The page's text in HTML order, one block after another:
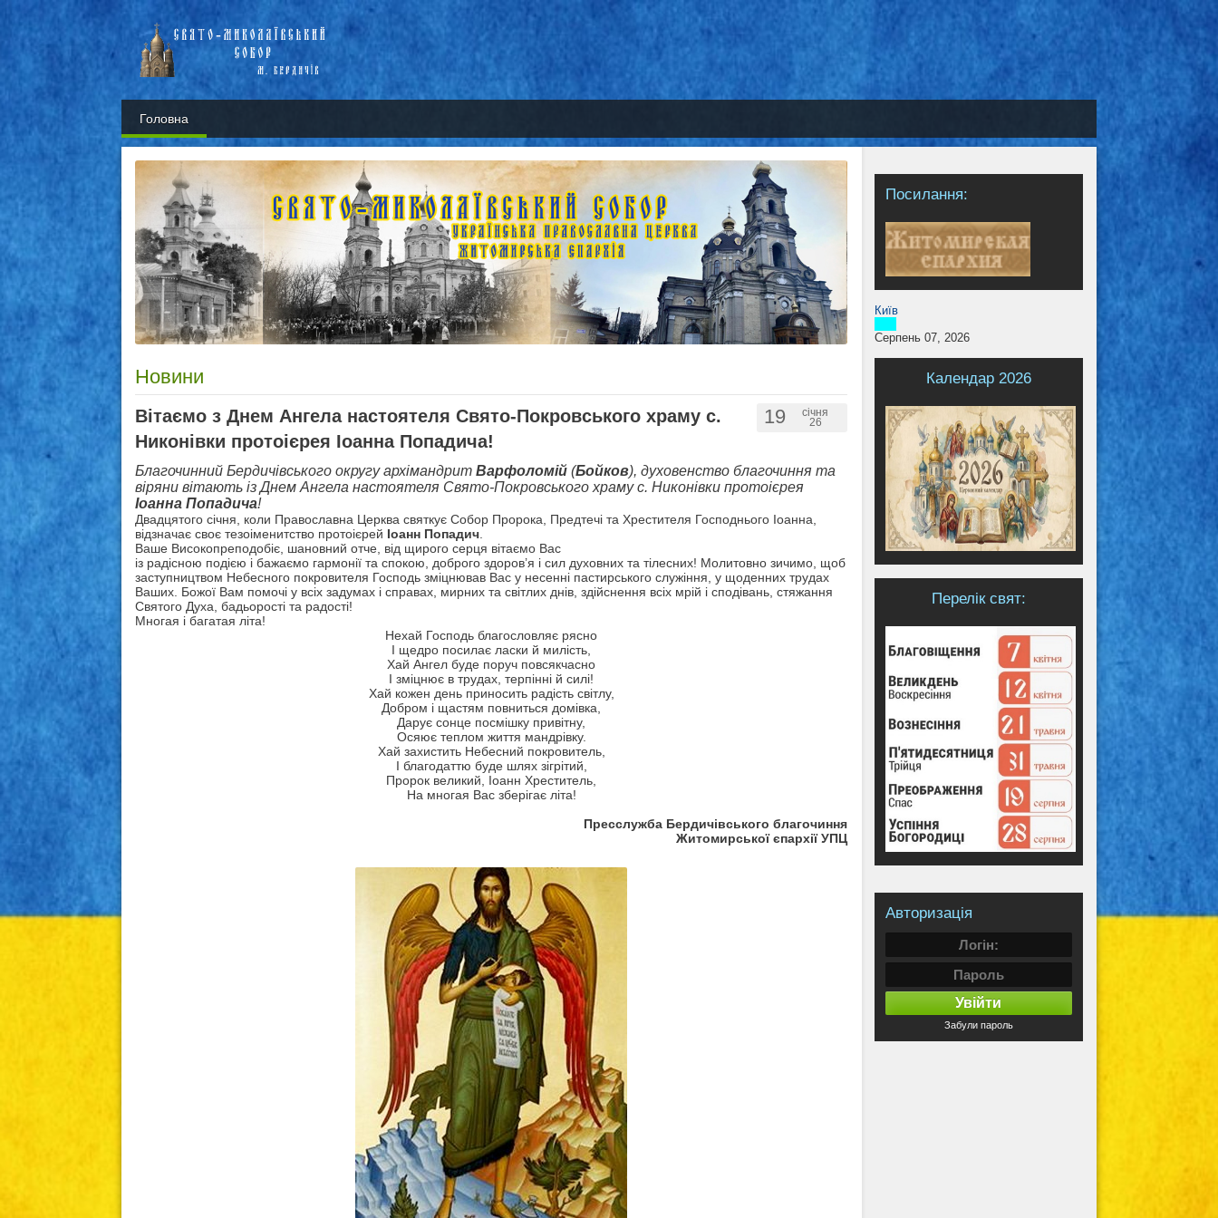
Головна
Посилання:
Київ
Серпень 07, 2026
Календар 2026
Перелік свят:
Авторизація
Увійти
Забули пароль
Новини
19
січня
26
Вітаємо з Днем Ангела настоятеля Свято-Покровського храму с.
Никонівки протоієрея Іоанна Попадича!
Благочинний Бердичівського округу архімандритВарфоломій (Бойков), духовенство благочиння та
віряни вітають із Днем Ангела настоятеля Свято-Покровського храму с. Никонівки протоієрея
Іоанна Попадича!
Двадцятого січня, коли Православна Церква святкує Собор Пророка, Предтечі та Хрестителя Господнього Іоанна,
відзначає своє тезоіменитство протоієрей Іоанн Попадич
Ваше Високопреподобіє, шановний отче, від щирого серця вітаємо Вас
із радісною подією і бажаємо гармонії та спокою, доброго здоров’я і сил духовних та тілесних! Молитовно зичимо, щоб
заступництвом Небесного покровителя Господь зміцнював Вас у несенні пастирського служіння, у щоденних трудах
Ваших. Божої Вам помочі у всіх задумах і справах, мирних та світлих днів, здійснення всіх мрій і сподівань, стяжання
Святого Духа, бадьорості та радості!
Многая і багатая літа!
Нехай Господь благословляє рясно
І щедро посилає ласки й милість,
Хай Ангел буде поруч повсякчасно
І зміцнює в трудах, терпінні й силі!
Хай кожен день приносить радість світлу,
Добром і щастям повниться домівка,
Дарує сонце посмішку привітну,
Осяює теплом життя мандрівку.
Хай захистить Небесний покровитель,
І благодаттю буде шлях зігрітий,
Пророк великий, Іоанн Хреститель,
На многая Вас зберігає літа!
Пресслужба Бердичівського благочиння
Житомирської єпархії УПЦ